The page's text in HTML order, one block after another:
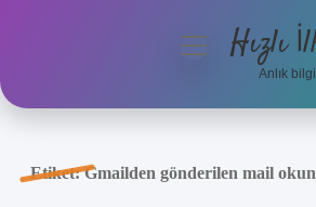
Anasayfa
menüyüHızlı
Anlık
Etiket:Gmailden gönderilen mail